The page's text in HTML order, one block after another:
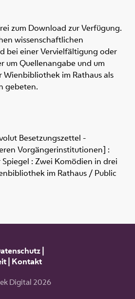
zum Download zur Verfügung.
wissenschaftlichen
bei einer Vervielfältigung oder
um Quellenangabe und um
Wienbibliothek im Rathaus als
gebeten.
Besetzungszettel -
Vorgängerinstitutionen] :
: Zwei Komödien in drei
im Rathaus / Public
|
| Kontakt
Digital 2026